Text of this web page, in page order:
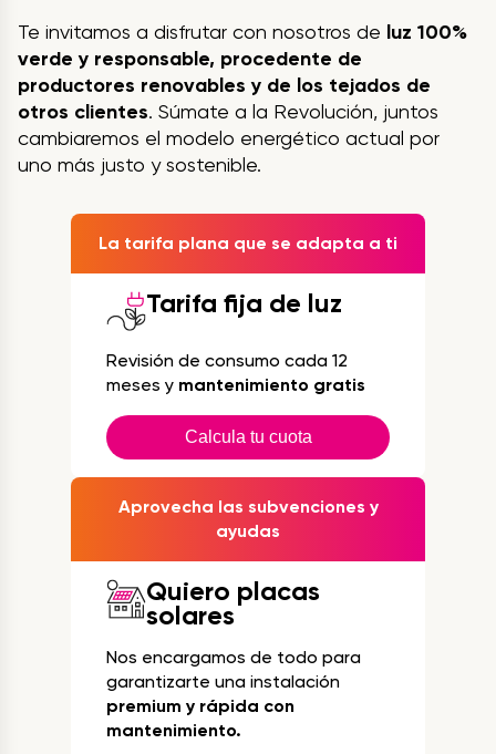
Te invitamos a disfrutar con nosotros de luz 100%
verde y responsable, procedente de
productores renovables y de los tejados de
otros clientes. Súmate a la Revolución, juntos
cambiaremos el modelo energético actual por
uno más justo y sostenible.
La tarifa plana que se adapta a ti
Tarifa fija de luz
Revisión de consumo cada 12
meses y mantenimiento gratis
Calcula tu cuota
Aprovecha las subvenciones y
ayudas
Quiero placas
solares
Nos encargamos de todo para
garantizarte una instalación
premium y rápida con
mantenimiento.